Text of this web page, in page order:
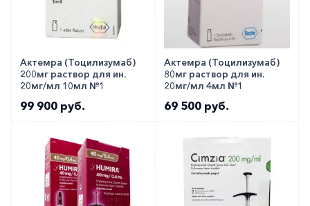
Актемра (Тоцилизумаб)
200мг раствор для ин.
20мг/мл 10мл №1
99 900 руб.
Актемра (Тоцилизумаб)
80мг раствор для ин.
20мг/мл 4мл №1
69 500 руб.